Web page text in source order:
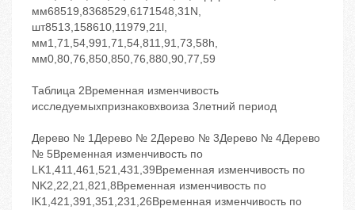
мм68519,8368529,6171548,31N,
шт8513,158610,11979,21l,
мм1,71,54,991,71,54,811,91,73,58h,
мм0,80,76,850,850,76,880,90,77,59
Таблица 2Временная изменчивость
исследуемыхпризнаковхвоиза 3летний период
Дерево № 1Дерево № 2Дерево № 3Дерево № 4Дерево
№ 5Временная изменчивость по
LK1,411,461,521,431,39Временная изменчивость по
NK2,22,21,821,8Временная изменчивость по
lK1,421,391,351,231,26Временная изменчивость по